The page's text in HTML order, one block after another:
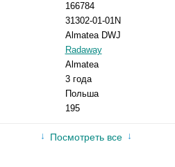
166784
31302-01-01N
Almatea DWJ
Radaway
Almatea
3 года
Польша
195
Посмотреть все